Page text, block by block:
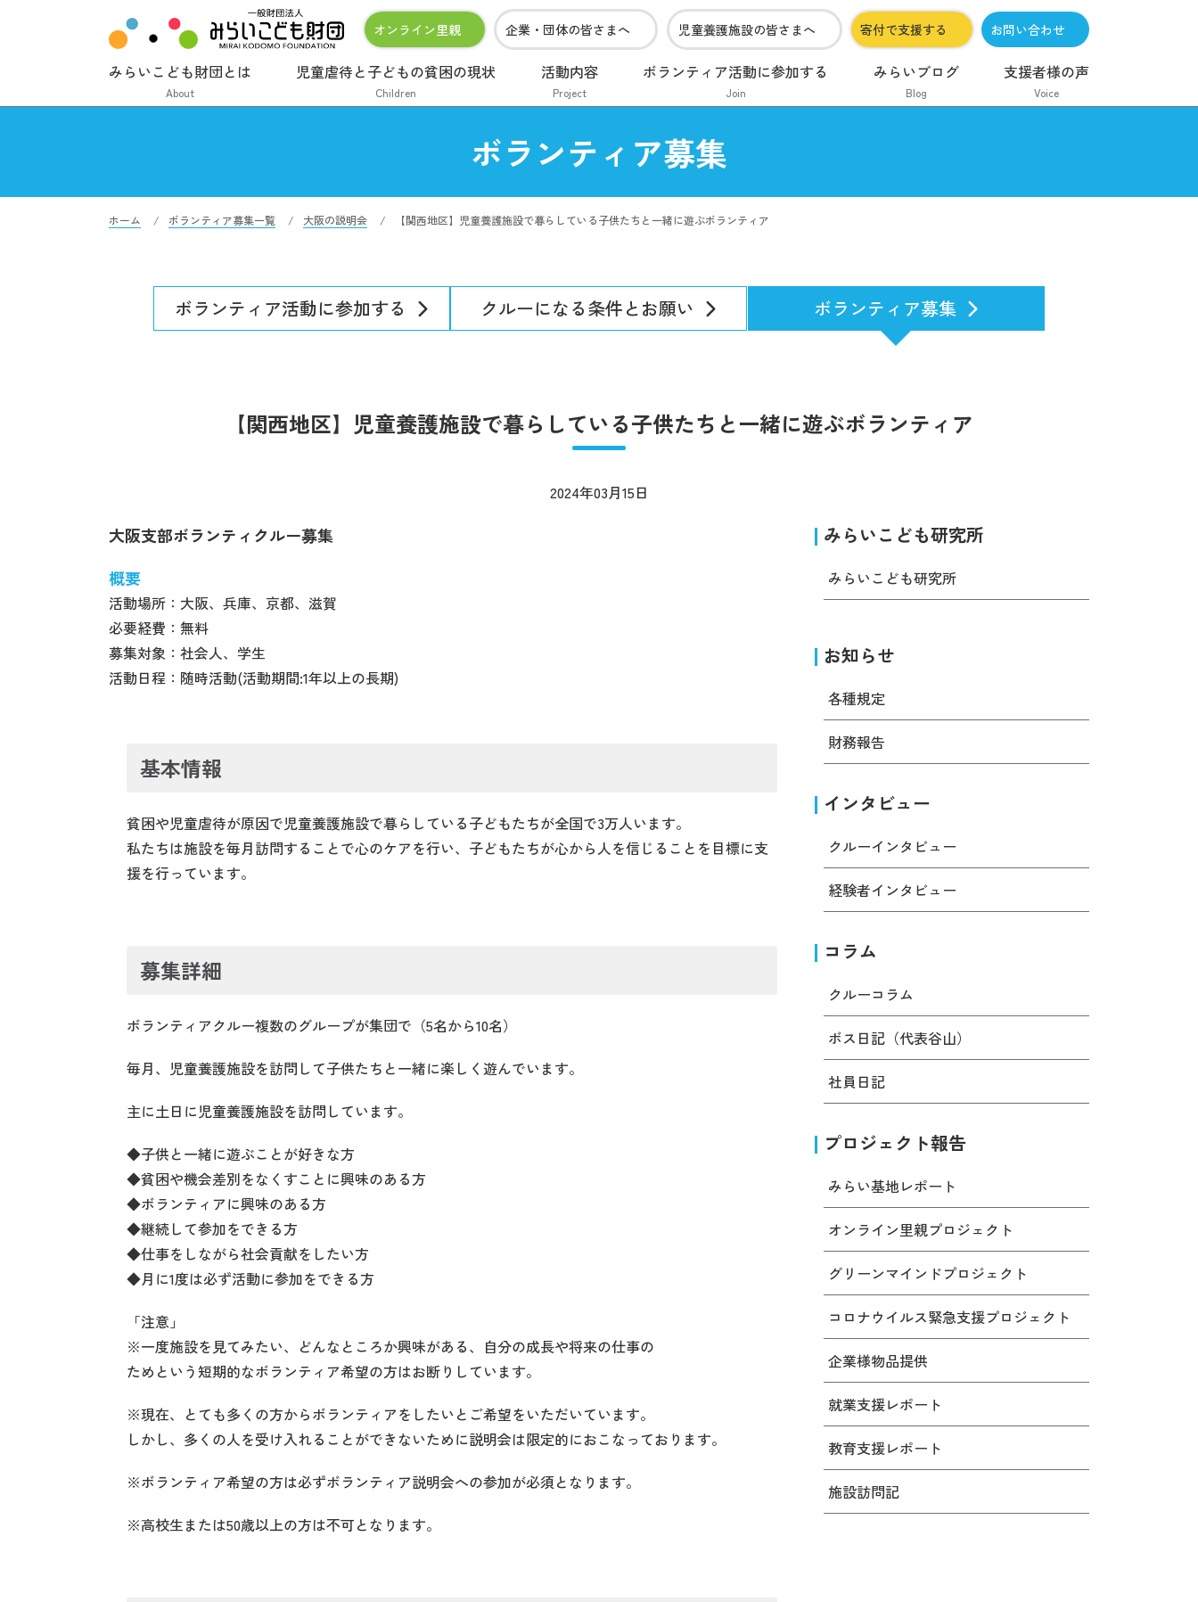
オンライン里親 企業・団体の皆さまへ 児童養護施設の皆さまへ 寄付で支援する お問い合わせ
みらいこども財団とは
About
児童虐待と子どもの貧困の現状
Children
活動内容
Project
ボランティア活動に参加する
Join
みらいブログ
Blog
支援者様の声
Voice
ボランティア募集
ホーム ボランティア募集一覧 大阪の説明会 【関西地区】児童養護施設で暮らしている子供たちと一緒に遊ぶボランティア
ボランティア活動に参加する クルーになる条件とお願い ボランティア募集
【関西地区】児童養護施設で暮らしている子供たちと一緒に遊ぶボランティア
2024年03月15日
大阪支部ボランティクルー募集
概要
活動場所：大阪、兵庫、京都、滋賀
必要経費：無料
募集対象：社会人、学生
活動日程：随時活動(活動期間:1年以上の長期)
基本情報
貧困や児童虐待が原因で児童養護施設で暮らしている子どもたちが全国で3万人います。
私たちは施設を毎月訪問することで心のケアを行い、子どもたちが心から人を信じることを目標に支
援を行っています。
募集詳細
ボランティアクルー複数のグループが集団で（5名から10名）
毎月、児童養護施設を訪問して子供たちと一緒に楽しく遊んでいます。
主に土日に児童養護施設を訪問しています。
◆子供と一緒に遊ぶことが好きな方
◆貧困や機会差別をなくすことに興味のある方
◆ボランティアに興味のある方
◆継続して参加をできる方
◆仕事をしながら社会貢献をしたい方
◆月に1度は必ず活動に参加をできる方
「注意」
※一度施設を見てみたい、どんなところか興味がある、自分の成長や将来の仕事の
ためという短期的なボランティア希望の方はお断りしています。
※現在、とても多くの方からボランティアをしたいとご希望をいただいています。
しかし、多くの人を受け入れることができないために説明会は限定的におこなっております。
※ボランティア希望の方は必ずボランティア説明会への参加が必須となります。
※高校生または50歳以上の方は不可となります。
みらいこども研究所
みらいこども研究所
お知らせ
各種規定
財務報告
インタビュー
クルーインタビュー
経験者インタビュー
コラム
クルーコラム
ボス日記（代表谷山）
社員日記
プロジェクト報告
みらい基地レポート
オンライン里親プロジェクト
グリーンマインドプロジェクト
コロナウイルス緊急支援プロジェクト
企業様物品提供
就業支援レポート
教育支援レポート
施設訪問記